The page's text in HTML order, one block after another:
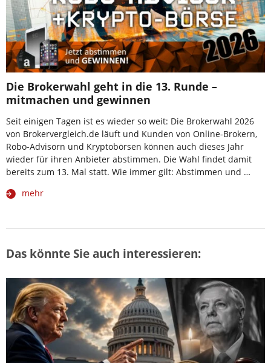
Die Brokerwahl geht in die 13. Runde –
mitmachen und gewinnen
Seit einigen Tagen ist es wieder so weit: Die Brokerwahl 2026
von Brokervergleich.de läuft und Kunden von Online-Brokern,
Robo-Advisorn und Kryptobörsen können auch dieses Jahr
wieder für ihren Anbieter abstimmen. Die Wahl findet damit
bereits zum 13. Mal statt. Wie immer gilt: Abstimmen und …
mehr
Das könnte Sie auch interessieren: